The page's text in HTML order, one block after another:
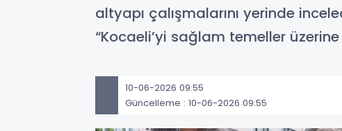
altyapı çalışmalarını yerinde
“Kocaeli’yi sağlam temeller
10-06-2026 09:55
Güncelleme : 10-06-2026 09:55